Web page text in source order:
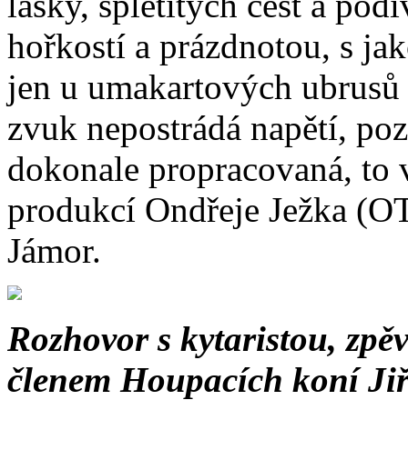
hořkostí a prázdnotou, s
jen u umakartových
zvuk nepostrádá napětí,
dokonale propracovaná, to
produkcí Ondřeje Ježka
Jámor.
Rozhovor s kytaristou,
členem Houpacích koní